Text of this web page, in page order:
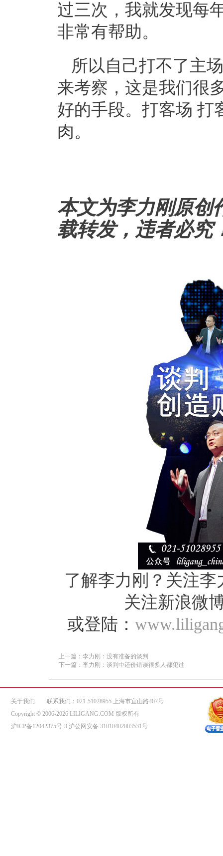
过三次，我就发现每
非常有帮助。
所以自己打不了主
来考察，这是我们很
好的手段。打客场 打
肉。
本文为李力刚原创
载转发，违者必究
了解李力刚？关注李
关注新浪微
或登陆：
上一篇：李力刚：没有准备的谈判
下一篇：李力刚：谈判中还价错误很多人都犯过
关于我们
联系我们：021-51028955 上海市宜山路407号
Copyright © 2006-2026 LILIGANG.COM 版权所有
沪ICP备12042375号-3 沪公网安备 31010402003531号